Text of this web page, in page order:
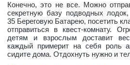
Конечно, это не все. Можно
секретную базу подводных
35 Береговую Батарею, посетить
отправиться в квест-комнату.
детям и взрослым доставит
каждый примерит на себя роль
сидите дома. Отдохнуть нужно и